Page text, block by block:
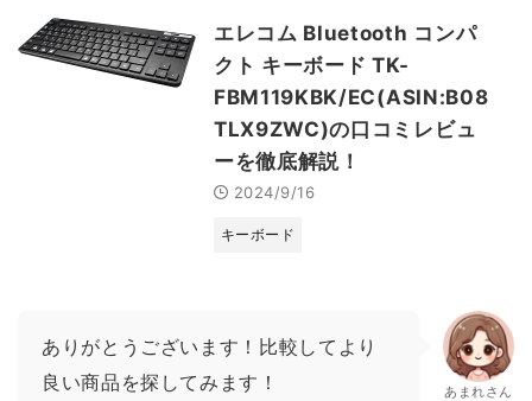
エレコム Bluetooth コンパ
クト キーボード TK-
FBM119KBK/EC(ASIN:B08
TLX9ZWC)の口コミレビュ
ーを徹底解説！
2024/9/16
キーボード
ありがとうございます！比較してより
良い商品を探してみます！
あまれさん